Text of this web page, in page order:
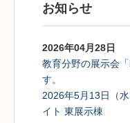
お知らせ
2026年04月28日
教育分野の展示会
す。
2026年5月13日（
イト 東展示棟